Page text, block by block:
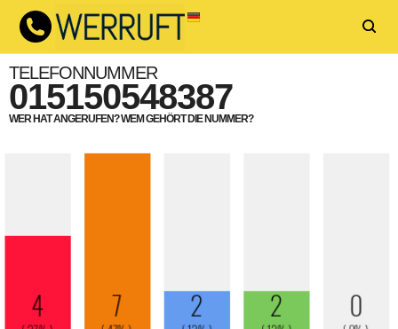
TELEFONNUMMER
015150548387
WER HAT ANGERUFEN? WEM GEHÖRT DIE NUMMER?